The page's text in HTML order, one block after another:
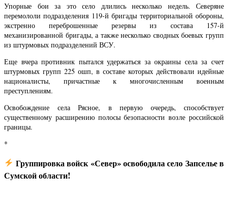
Упорные бои за это село длились несколько недель. Северяне
перемололи подразделения 119-й бригады территориальной обороны,
экстренно переброшенные резервы из состава 157-й
механизированной бригады, а также несколько сводных боевых групп
из штурмовых подразделений ВСУ.
Еще вчера противник пытался удержаться за окраины села за счет
штурмовых групп 225 ошп, в составе которых действовали идейные
националисты, причастные к многочисленным военным
преступлениям.
Освобождение села Рясное, в первую очередь, способствует
существенному расширению полосы безопасности возле российской
границы.
*
Группировка войск «Север» освободила село Запселье в
Сумской области!